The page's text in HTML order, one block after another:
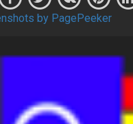
by PagePeeker